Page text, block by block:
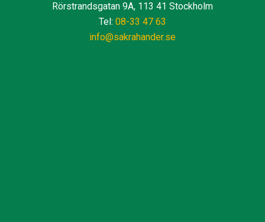
Rörstrandsgatan 9A, 113 41 Stockholm
Tel: 08-33 47 63
info@sakrahander.se